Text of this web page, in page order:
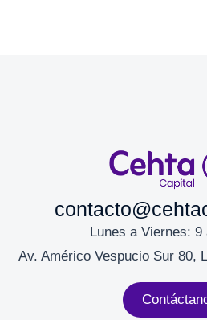
Lunes a Viernes: 9
Av. Américo Vespucio Sur 80,